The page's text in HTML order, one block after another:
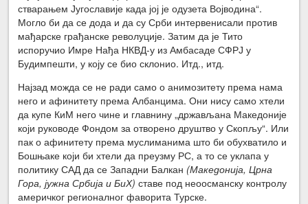
стварањем Југославије када јој је одузета Војводина“.
Могло би да се дода и да су Срби интервенисали против
мађарске грађанске револуције. Затим да је Тито
испоручио Имре Нађа НКВД-у из Амбасаде СФРЈ у
Будимпешти, у коју се био склонио. Итд., итд.
Најзад можда се не ради само о анимозитету према нама
него и афинитету према Албанцима. Они нису само хтели
да купе КиМ него чине и главнину „држављана Македоније
који руководе Фондом за отворено друштво у Скопљу“. Или
пак о афинитету према муслиманима што би обухватило и
Бошњаке који би хтели да преузму РС, а то се уклапа у
политику САД да се Западни Балкан (Македонија, Црна
Гора, јужна Србија и БиХ) ставе под неоосманску контролу
америчког регионалног фаворита Турске.